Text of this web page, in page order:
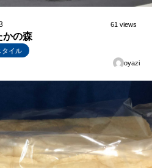
61 views
かの森
タイル
oyazi